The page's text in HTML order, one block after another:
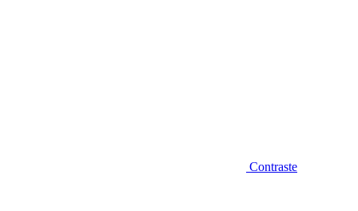
Contraste